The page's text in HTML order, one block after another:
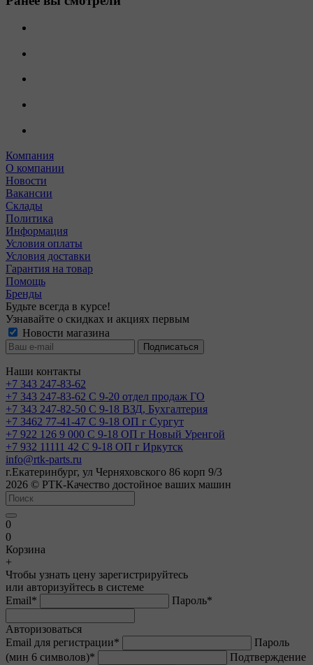
Компания
О компании
Новости
Вакансии
Склады
Политика
Информация
Условия оплаты
Условия доставки
Гарантия на товар
Помощь
Бренды
Будьте всегда в курсе!
Узнавайте о скидках и акциях первым
Новости магазина
Наши контакты
+7 343 247-83-62
+7 343 247-83-62 С 9-20 отдел продаж ГО
+7 343 247-82-50 С 9-18 ВЗД, Бухгалтерия
+7 3462 77-41-47 С 9-18 ОП г Сургут
+7 922 126 9 000 С 9-18 ОП г Новый Уренгой
+7 932 11111 42 С 9-18 ОП г Иркутск
info@rtk-parts.ru
г.Екатеринбург, ул Черняховского 86 корп 9/3
2026 © РТК-Качество достойное ваших машин
0
0
Корзина
+
Чтобы узнать цену зарегистрируйтесь
или авторизуйтесь в системе
Email* Пароль*
Авторизоваться
Email для регистрации*
Пароль
(мин 6 символов)*
Подтверждение